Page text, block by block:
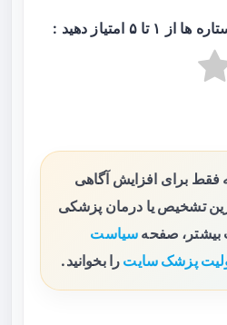
امتیاز دهید :
فقط برای افزایش آگاهی
تشخیص یا درمان پزشکی
بیشتر، صفحه سیاست
پزشک سایت را بخوانید.